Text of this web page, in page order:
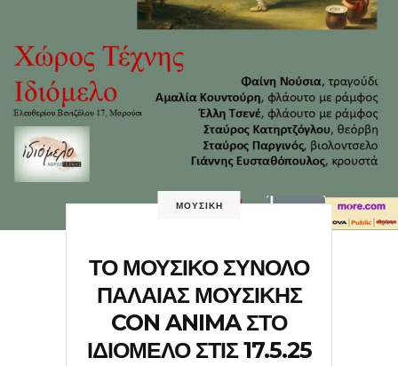
ΜΟΥΣΙΚΗ
ΤΟ ΜΟΥΣΙΚΟ ΣΥΝΟΛΟ
ΠΑΛΑΙΑΣ ΜΟΥΣΙΚΗΣ
CON ANIMA ΣΤΟ
ΙΔΙΟΜΕΛΟ ΣΤΙΣ 17.5.25